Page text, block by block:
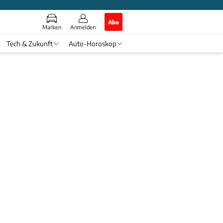
Marken Anmelden
Abo
Tech & Zukunft Auto-Horoskop